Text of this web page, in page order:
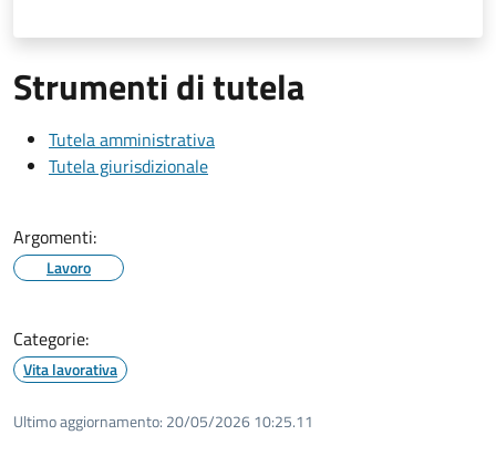
Strumenti di tutela
Tutela amministrativa
Tutela giurisdizionale
Argomenti:
Lavoro
Categorie:
Vita lavorativa
Ultimo aggiornamento: 20/05/2026 10:25.11